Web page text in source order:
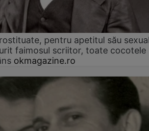
pentru apetitul său
faimosul scriitor, toate cocotele
okmagazine.ro